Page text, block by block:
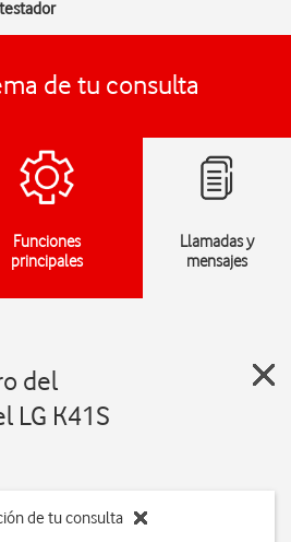
de tu consulta
Funciones
principales
Llamadas y
mensajes
del
LG K41S
de tu consulta